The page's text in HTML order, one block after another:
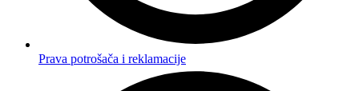
Prava potrošača i reklamacije